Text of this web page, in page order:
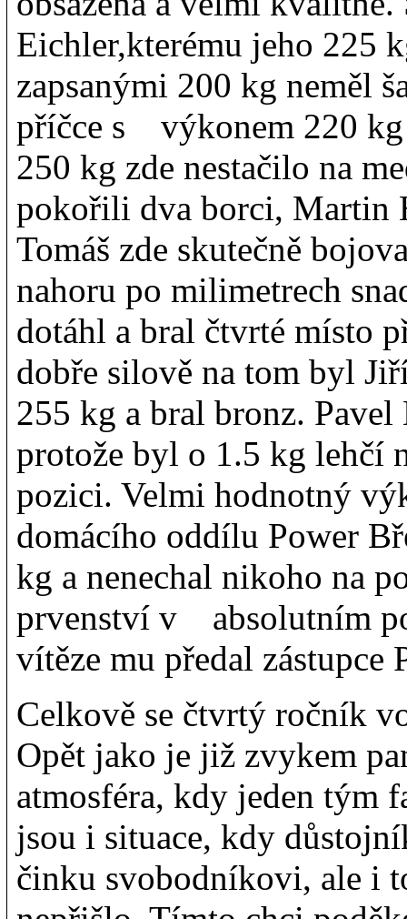
Eichler,kterému jeho 225
zapsanými 200 kg neměl
příčce s výkonem 220
250 kg zde nestačilo na
pokořili dva borci, Martin
Tomáš zde skutečně
nahoru po milimetrech
dotáhl a bral čtvrté místo
dobře silově na tom byl
255 kg a bral bronz.
protože byl o 1.5 kg lehčí
pozici. Velmi hodnotný
domácího oddílu Power
kg a nenechal nikoho na
prvenství v absolutním
vítěze mu předal
Celkově se čtvrtý ročník
Opět jako je již zvykem
atmosféra, kdy jeden tým
jsou i situace, kdy
činku svobodníkovi, ale i